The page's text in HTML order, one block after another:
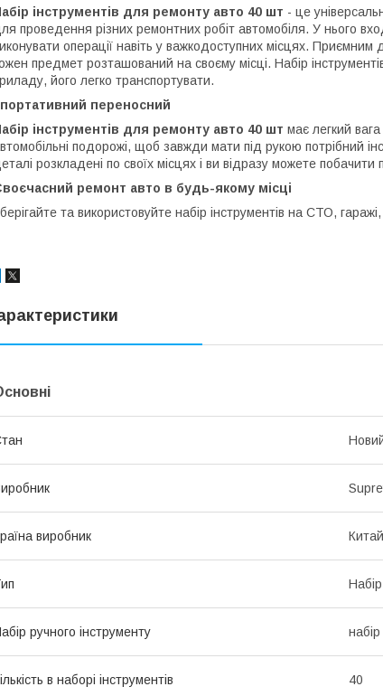
інструментів для ремонту авто 40 шт - це
проведення різних ремонтних робіт автомобіля. У нього
операції навіть у важкодоступних місцях.
предмет розташований на своєму місці. Набір
його легко транспортувати.
портативний переносний
інструментів для ремонту авто 40 шт має легкий
подорожі, щоб завжди мати під рукою потрібний
розкладені по своїх місцях і ви відразу можете
ремонт авто в будь-якому місці
та використовуйте набір інструментів на СТО,
виробник Китай
ручного інструменту
в наборі інструментів 40